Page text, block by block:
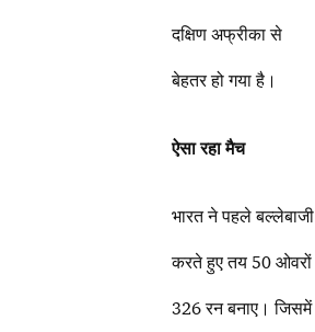
दक्षिण अफ्रीका से
बेहतर हो गया है।
ऐसा रहा मैच
भारत ने पहले बल्लेबाजी
करते हुए तय 50 ओवरों
326 रन बनाए। जिसमें